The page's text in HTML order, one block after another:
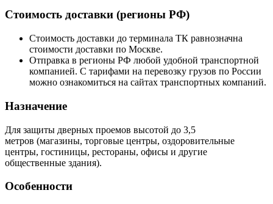
Стоимость доставки (регионы РФ)
Стоимость доставки до терминала ТК равнозначна
стоимости доставки по Москве.
Отправка в регионы РФ любой удобной транспортной
компанией. С тарифами на перевозку грузов по России
можно ознакомиться на сайтах транспортных компаний.
Назначение
Для защиты дверных проемов высотой до 3,5
метров (магазины, торговые центры, оздоровительные
центры, гостиницы, рестораны, офисы и другие
общественные здания).
Особенности